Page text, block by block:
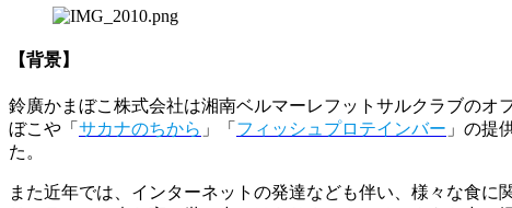
【背景】
鈴廣かまぼこ株式会社は湘南ベルマーレフットサルクラブの
ぼこや「 サカナのちから 」「 フィッシュプロテインバー 」の提
た。
また近年では、インターネットの発達なども伴い、様々な食